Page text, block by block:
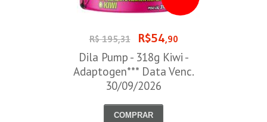
R$ 195,31 R$54,90
Dila Pump - 318g Kiwi -
Adaptogen*** Data Venc.
30/09/2026
COMPRAR